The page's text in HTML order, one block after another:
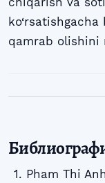
ko‘rsatishgacha
qamrab olishini
Pham Thi